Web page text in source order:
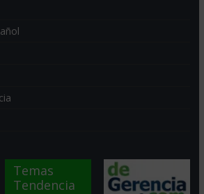
Temas
Tendencia